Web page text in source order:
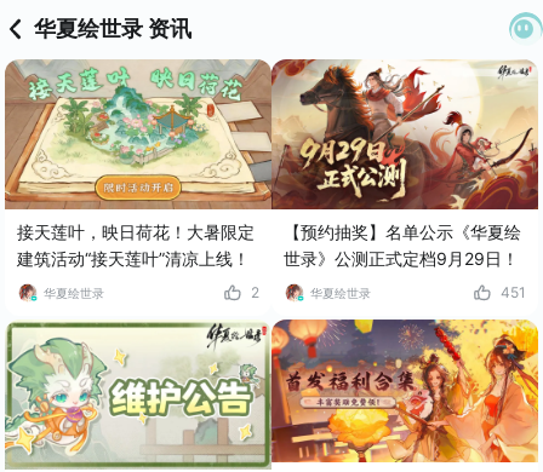
华夏绘世录 资讯
接天莲叶，映日荷花！大暑限定
建筑活动“接天莲叶”清凉上线！
华夏绘世录 2
【预约抽奖】名单公示《华夏绘
世录》公测正式定档9月29日！
华夏绘世录 451